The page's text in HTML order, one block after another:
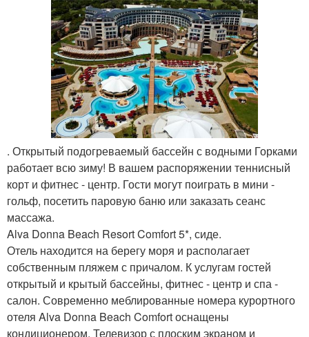
. Открытый подогреваемый бассейн с водными Горками
работает всю зиму! В вашем распоряжении теннисный
корт и фитнес - центр. Гости могут поиграть в мини -
гольф, посетить паровую баню или заказать сеанс
массажа.
Alva Donna Beach Resort Comfort 5*, сиде.
Отель находится на берегу моря и располагает
собственным пляжем с причалом. К услугам гостей
открытый и крытый бассейны, фитнес - центр и спа -
салон. Современно меблированные номера курортного
отеля Alva Donna Beach Comfort оснащены
кондиционером. Телевизор с плоским экраном и